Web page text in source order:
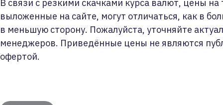
В связи с резкими скачками курса валют, цены на
выложенные на сайте, могут отличаться, как в
в меньшую сторону. Пожалуйста, уточняйте
менеджеров. Приведённые цены не являются
офертой.